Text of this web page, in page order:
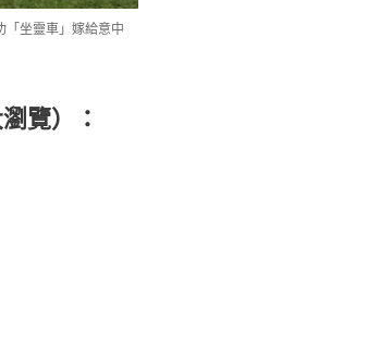
「坐靈車」嫁給意中
覽）：